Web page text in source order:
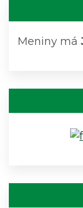
Meniny má